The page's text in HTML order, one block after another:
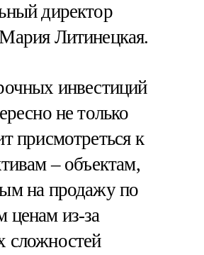
директор
Литинецкая.
инвестиций
не только
присмотреться к
– объектам,
на продажу по
ценам из-за
сложностей